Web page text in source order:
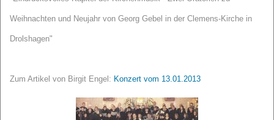
Weihnachten und Neujahr von Georg Gebel in der Clemens-Kirche in
Drolshagen"
Zum Artikel von Birgit Engel: Konzert vom 13.01.2013